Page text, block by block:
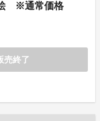
絵 ※通常価格
売終了